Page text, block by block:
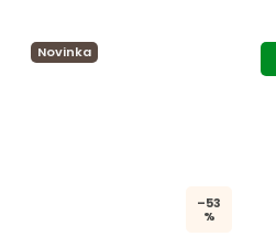
Novinka
–53
%